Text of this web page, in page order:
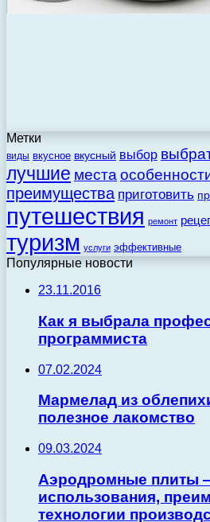
Метки
виды вкусное вкусный выбор
лучшие места
преимущества приготовить
путешествия ремонт
туризм услуги эффективные
Популярные новости
23.11.2016
Как я выбрала
программиста
07.02.2024
Мармелад из
полезное лакомство
09.03.2024
Аэродромные плиты
использования,
технологии